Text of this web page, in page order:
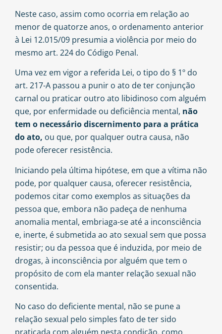
Neste caso, assim como ocorria em relação ao
menor de quatorze anos, o ordenamento anterior
à Lei 12.015/09 presumia a violência por meio do
mesmo art. 224 do Código Penal.
Uma vez em vigor a referida Lei, o tipo do § 1º do
art. 217-A passou a punir o ato de ter conjunção
carnal ou praticar outro ato libidinoso com alguém
que, por enfermidade ou deficiência mental, não
tem o necessário discernimento para a prática
do ato, ou que, por qualquer outra causa, não
pode oferecer resistência.
Iniciando pela última hipótese, em que a vítima não
pode, por qualquer causa, oferecer resistência,
podemos citar como exemplos as situações da
pessoa que, embora não padeça de nenhuma
anomalia mental, embriaga-se até a inconsciência
e, inerte, é submetida ao ato sexual sem que possa
resistir; ou da pessoa que é induzida, por meio de
drogas, à inconsciência por alguém que tem o
propósito de com ela manter relação sexual não
consentida.
No caso do deficiente mental, não se pune a
relação sexual pelo simples fato de ter sido